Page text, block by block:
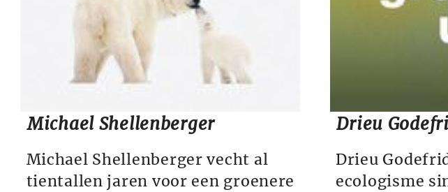
Michael Shellenberger
Michael Shellenberger vecht al
tientallen jaren voor een groenere
Drieu
Drieu
ecologisme